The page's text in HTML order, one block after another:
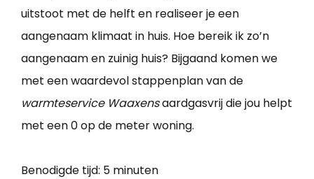
uitstoot met de helft en realiseer je een
aangenaam klimaat in huis. Hoe bereik ik zo’n
aangenaam en zuinig huis? Bijgaand komen we
met een waardevol stappenplan van de
warmteservice Waaxensaardgasvrij die jou helpt
met een 0 op de meter woning.
Benodigde tijd: 5 minuten